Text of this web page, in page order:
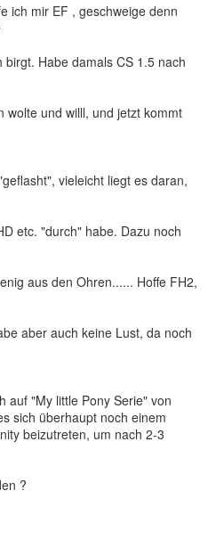
ich mir EF , geschweige denn
Habe damals CS 1.5 nach
wolte und willl, und jetzt kommt
vieleicht liegt es daran,
etc. "durch" habe. Dazu noch
aus den Ohren...... Hoffe FH2,
aber auch keine Lust, da noch
auf "My little Pony Serie" von
sich überhaupt noch einem
beizutreten, um nach 2-3
?